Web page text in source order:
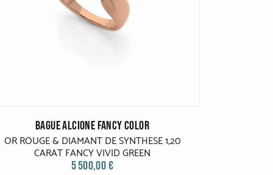
BAGUE ALCIONE FANCY COLOR
OR ROUGE & DIAMANT DE SYNTHESE 1,20
CARAT FANCY VIVID GREEN
5 500,00 €